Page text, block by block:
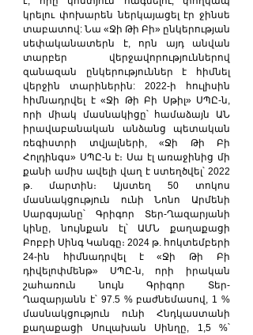
կրելու փոխարեն ներկայացել էր ջինսե
տաբատով: Նա «Ջի Թի Բի» ընկերության
սեփականատերն է, որն այդ անվան
տարբեր վերջավորություններով
զանազան ընկերություններ է հիմնել
վերջին տարիներին: 2022-ի հուլիսին
հիմնադրվել է «Ջի Թի Բի Սթիլ» ՍՊԸ-ն,
որի միակ մասնակիցը՝ համաձայն ԱՆ
իրավաբանական անձանց պետական
ռեգիստրի տվյալների, «Ջի Թի Բի
Հոլդինգս» ՍՊԸ-ն է։ Սա էլ առաջինից մի
քանի ամիս ավելի վաղ է ստեղծվել՝ 2022
թ. մարտին։ Այստեղ 50 տոկոս
մասնակցություն ունի Նոնո Արմենի
Սարգսյանը՝ Գրիգոր Տեր-Ղազարյանի
կինը, նույնքան էլ՝ ԱՄՆ քաղաքացի
Բոբբի Սինգ Կանգը։ 2024 թ. հոկտեմբերի
24-ին հիմնադրվել է «Ջի Թի Բի
դիվելոփմենթ» ՍՊԸ-ն, որի իրական
շահառուն նույն Գրիգոր Տեր-
Ղազարյանն է՝ 97.5 % բաժնեմասով, 1 %
մասնակցություն ունի Հնդկաստանի
քաղաքացի Սուլախան Սինղը, 1,5 %՝